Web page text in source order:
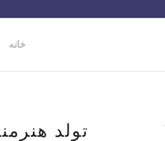
خانه
تولد